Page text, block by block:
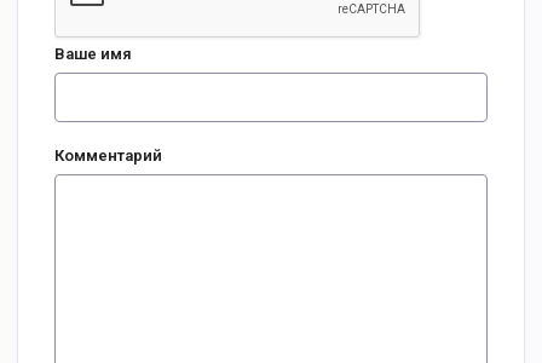
Ваше имя
Комментарий